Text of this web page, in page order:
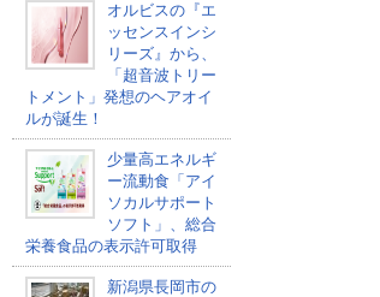
オルビスの『エ
ッセンスインシ
リーズ』から、
「超音波トリー
トメント」発想のヘアオイ
ルが誕生！
少量高エネルギ
ー流動食「アイ
ソカルサポート
ソフト」、総合
栄養食品の表示許可取得
新潟県長岡市の